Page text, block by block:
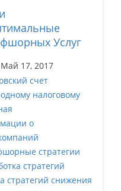
Услуг
Май 17, 2017
счет
налоговому
о
стратегии
стратегий
стратегий снижения